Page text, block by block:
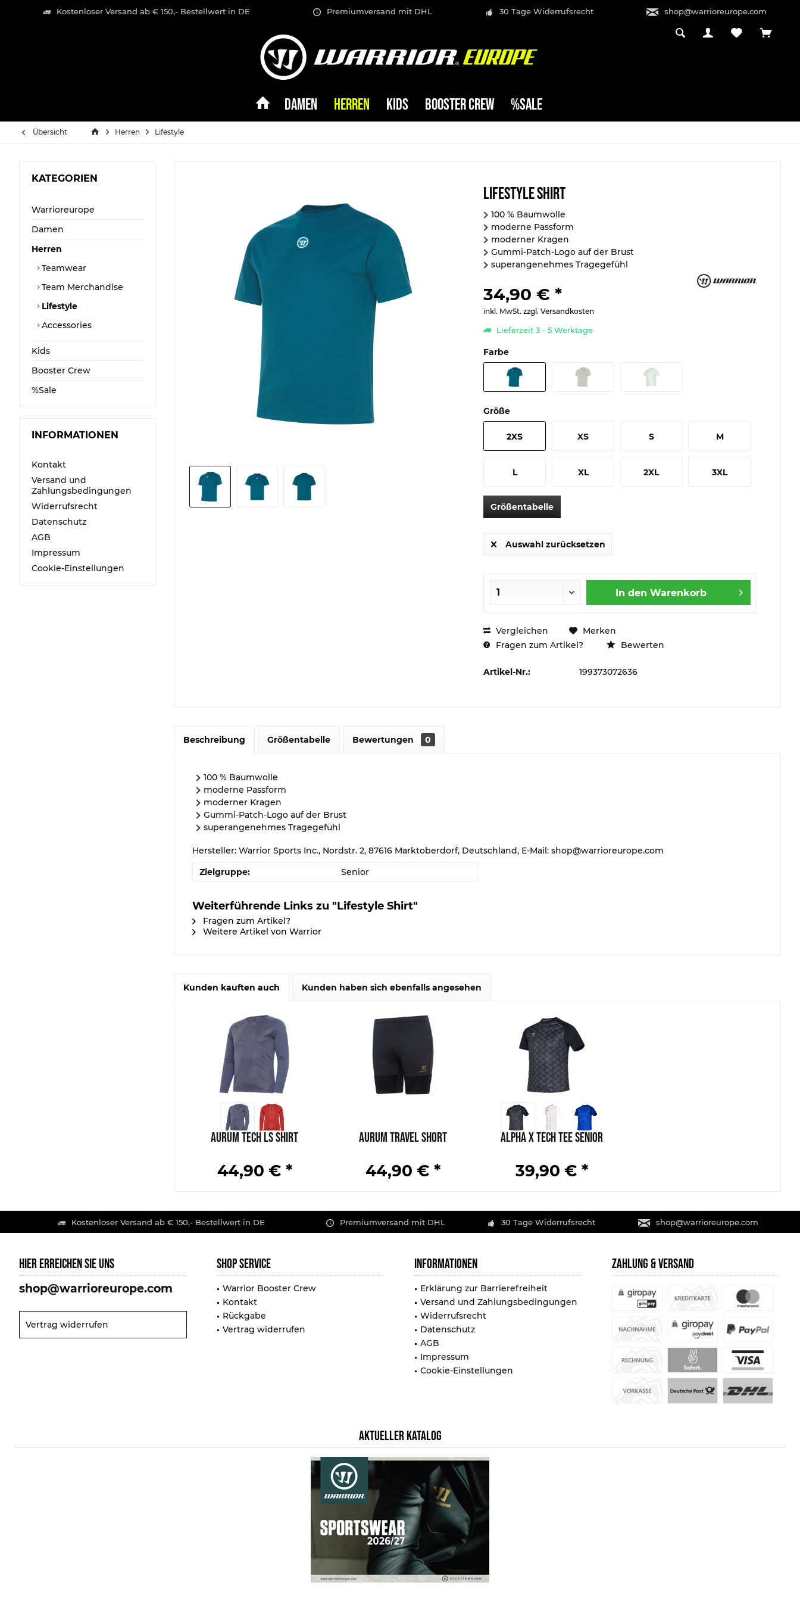
Kostenloser Versand ab € 150,- Bestellwert in DE Premiumversand mit DHL 30 Tage Widerrufsrecht shop@warrioreurope.com
DAMEN HERREN KIDS BOOSTER CREW %SALE
Übersicht Herren Lifestyle
KATEGORIEN
Warrioreurope
Damen
Herren
Teamwear
Team Merchandise
Lifestyle
Accessories
Kids
Booster Crew
%Sale
INFORMATIONEN
Kontakt
Versand und
Zahlungsbedingungen
Widerrufsrecht
Datenschutz
AGB
Impressum
Cookie-Einstellungen
Lifestyle Shirt
100 % Baumwolle
moderne Passform
moderner Kragen
Gummi-Patch-Logo auf der Brust
superangenehmes Tragegefühl
34,90 € *
inkl. MwSt. zzgl. Versandkosten
Lieferzeit 3 - 5 Werktage
Farbe
Größe
2XS XS S M
L XL 2XL 3XL
Größentabelle
Auswahl zurücksetzen
In den Warenkorb
Vergleichen
Merken
Fragen zum Artikel?
Bewerten
Artikel-Nr.: 199373072636
Beschreibung Größentabelle Bewertungen 0
100 % Baumwolle
moderne Passform
moderner Kragen
Gummi-Patch-Logo auf der Brust
superangenehmes Tragegefühl
Hersteller: Warrior Sports Inc., Nordstr. 2, 87616 Marktoberdorf, Deutschland, E-Mail: shop@warrioreurope.com
Zielgruppe:
Senior
Weiterführende Links zu "Lifestyle Shirt"
Fragen zum Artikel?
Weitere Artikel von Warrior
Kunden kauften auch Kunden haben sich ebenfalls angesehen
Aurum Tech LS Shirt
44,90 € *
Aurum Travel Short
44,90 € *
Alpha X Tech Tee Senior
39,90 € *
Kostenloser Versand ab € 150,- Bestellwert in DE Premiumversand mit DHL 30 Tage Widerrufsrecht shop@warrioreurope.com
HIER ERREICHEN SIE UNS
shop@warrioreurope.com
Vertrag widerrufen
SHOP SERVICE
Warrior Booster Crew
Kontakt
Rückgabe
Vertrag widerrufen
INFORMATIONEN
Erklärung zur Barrierefreiheit
Versand und Zahlungsbedingungen
Widerrufsrecht
Datenschutz
AGB
Impressum
Cookie-Einstellungen
ZAHLUNG & VERSAND
AKTUELLER KATALOG